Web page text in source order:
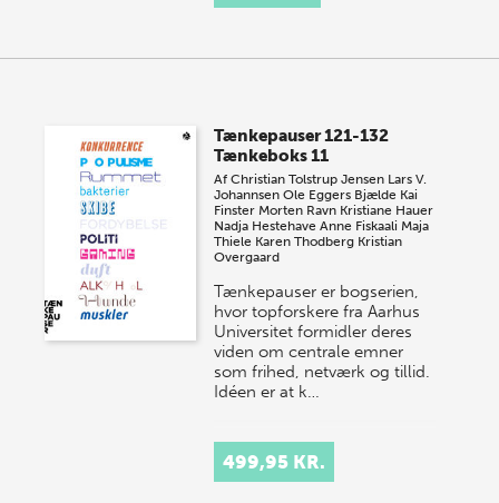
Tænkepauser 121-132
Tænkeboks 11
AfChristian Tolstrup Jensen Lars V.
Johannsen Ole Eggers Bjælde Kai
Finster Morten Ravn Kristiane Hauer
Nadja Hestehave Anne Fiskaali Maja
Thiele Karen Thodberg Kristian
Overgaard
Tænkepauser er bogserien,
hvor topforskere fra Aarhus
Universitet formidler deres
viden om centrale emner
som frihed, netværk og tillid.
Idéen er at k…
499,95 KR.